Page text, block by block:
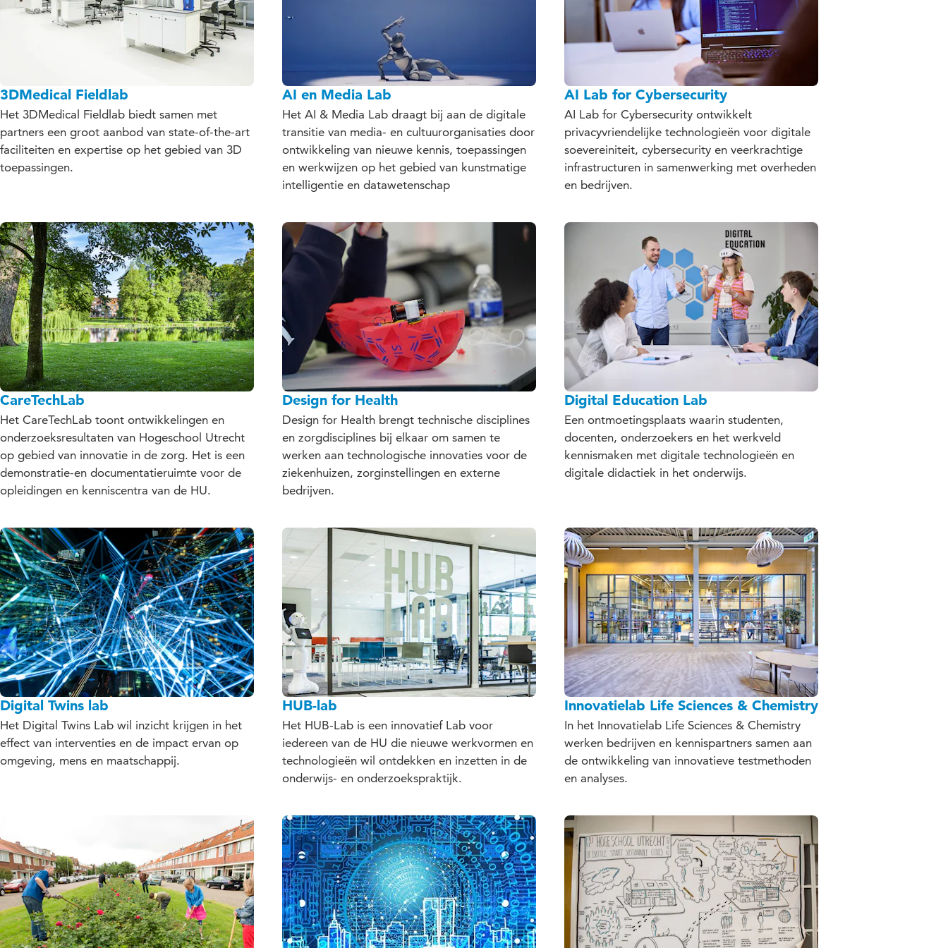
3DMedical Fieldlab
Het 3DMedical Fieldlab biedt samen met
partners een groot aanbod van state-of-the-art
faciliteiten en expertise op het gebied van 3D
toepassingen.
AI en Media Lab
Het AI & Media Lab draagt bij aan de digitale
transitie van media- en cultuurorganisaties door
ontwikkeling van nieuwe kennis, toepassingen
en werkwijzen op het gebied van kunstmatige
intelligentie en datawetenschap
AI Lab for Cybersecurity
AI Lab for Cybersecurity ontwikkelt
privacyvriendelijke technologieën voor digitale
soevereiniteit, cybersecurity en veerkrachtige
infrastructuren in samenwerking met overheden
en bedrijven.
CareTechLab
Het CareTechLab toont ontwikkelingen en
onderzoeksresultaten van Hogeschool Utrecht
op gebied van innovatie in de zorg. Het is een
demonstratie-en documentatieruimte voor de
opleidingen en kenniscentra van de HU.
Design for Health
Design for Health brengt technische disciplines
en zorgdisciplines bij elkaar om samen te
werken aan technologische innovaties voor de
ziekenhuizen, zorginstellingen en externe
bedrijven.
Digital Education Lab
Een ontmoetingsplaats waarin studenten,
docenten, onderzoekers en het werkveld
kennismaken met digitale technologieën en
digitale didactiek in het onderwijs.
Digital Twins lab
Het Digital Twins Lab wil inzicht krijgen in het
effect van interventies en de impact ervan op
omgeving, mens en maatschappij.
HUB-lab
Het HUB-Lab is een innovatief Lab voor
iedereen van de HU die nieuwe werkvormen en
technologieën wil ontdekken en inzetten in de
onderwijs- en onderzoekspraktijk.
Innovatielab Life Sciences & Chemistry
In het Innovatielab Life Sciences & Chemistry
werken bedrijven en kennispartners samen aan
de ontwikkeling van innovatieve testmethoden
en analyses.